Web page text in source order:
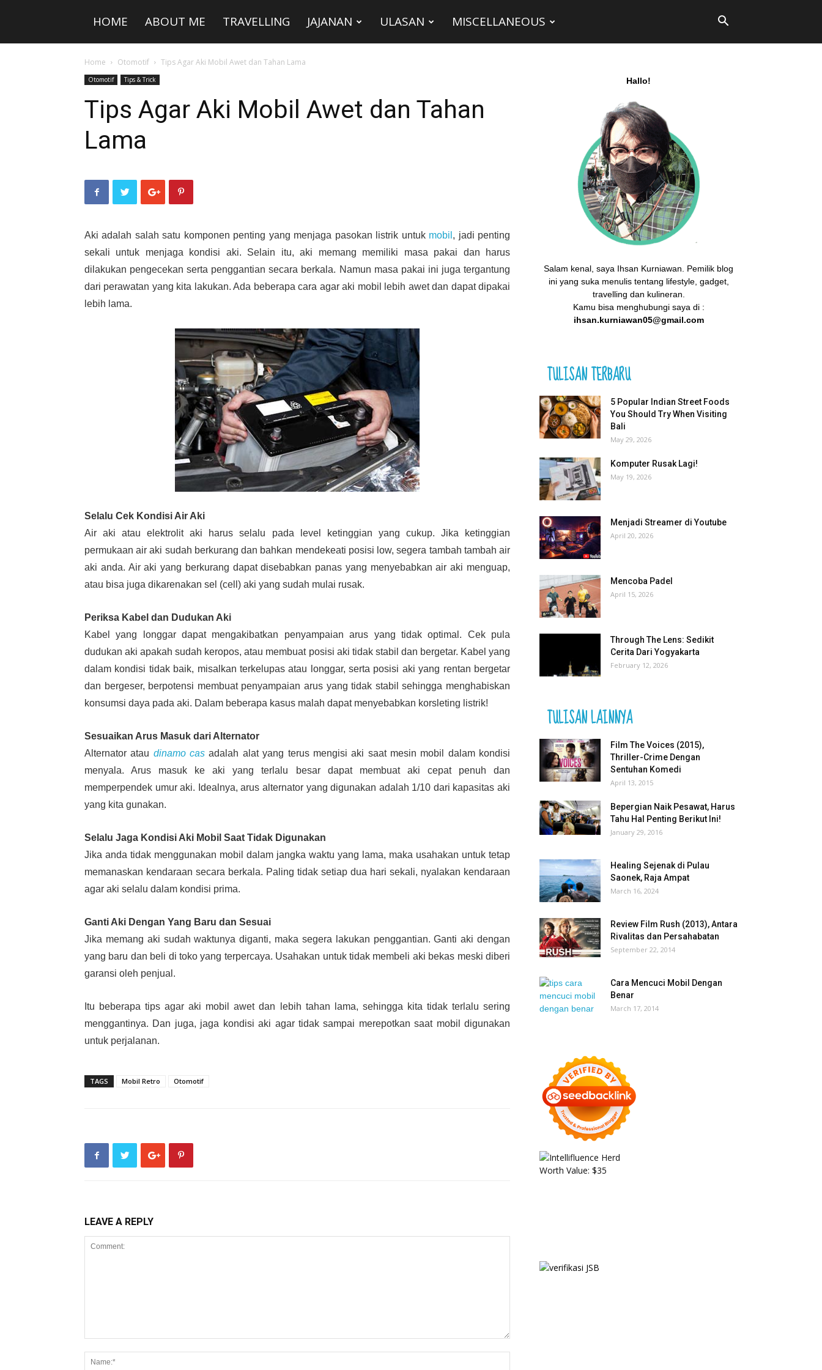
HOME ABOUT ME TRAVELLING JAJANAN ULASAN MISCELLANEOUS
Home Otomotif Tips Agar Aki Mobil Awet dan Tahan Lama
Otomotif Tips & Trick
Tips Agar Aki Mobil Awet dan Tahan
Lama
Aki adalah salah satu komponen penting yang menjaga pasokan listrik untuk mobil , jadi penting
sekali untuk menjaga kondisi aki. Selain itu, aki memang memiliki masa pakai dan harus
dilakukan pengecekan serta penggantian secara berkala. Namun masa pakai ini juga tergantung
dari perawatan yang kita lakukan. Ada beberapa cara agar aki mobil lebih awet dan dapat dipakai
lebih lama.
Selalu Cek Kondisi Air Aki
Air aki atau elektrolit aki harus selalu pada level ketinggian yang cukup. Jika ketinggian
permukaan air aki sudah berkurang dan bahkan mendekeati posisi low, segera tambah tambah air
aki anda. Air aki yang berkurang dapat disebabkan panas yang menyebabkan air aki menguap,
atau bisa juga dikarenakan sel (cell) aki yang sudah mulai rusak.
Periksa Kabel dan Dudukan Aki
Kabel yang longgar dapat mengakibatkan penyampaian arus yang tidak optimal. Cek pula
dudukan aki apakah sudah keropos, atau membuat posisi aki tidak stabil dan bergetar. Kabel yang
dalam kondisi tidak baik, misalkan terkelupas atau longgar, serta posisi aki yang rentan bergetar
dan bergeser, berpotensi membuat penyampaian arus yang tidak stabil sehingga menghabiskan
konsumsi daya pada aki. Dalam beberapa kasus malah dapat menyebabkan korsleting listrik!
Sesuaikan Arus Masuk dari Alternator
Alternator atau dinamo cas adalah alat yang terus mengisi aki saat mesin mobil dalam kondisi
menyala. Arus masuk ke aki yang terlalu besar dapat membuat aki cepat penuh dan
memperpendek umur aki. Idealnya, arus alternator yang digunakan adalah 1/10 dari kapasitas aki
yang kita gunakan.
Selalu Jaga Kondisi Aki Mobil Saat Tidak Digunakan
Jika anda tidak menggunakan mobil dalam jangka waktu yang lama, maka usahakan untuk tetap
memanaskan kendaraan secara berkala. Paling tidak setiap dua hari sekali, nyalakan kendaraan
agar aki selalu dalam kondisi prima.
Ganti Aki Dengan Yang Baru dan Sesuai
Jika memang aki sudah waktunya diganti, maka segera lakukan penggantian. Ganti aki dengan
yang baru dan beli di toko yang terpercaya. Usahakan untuk tidak membeli aki bekas meski diberi
garansi oleh penjual.
Itu beberapa tips agar aki mobil awet dan lebih tahan lama, sehingga kita tidak terlalu sering
menggantinya. Dan juga, jaga kondisi aki agar tidak sampai merepotkan saat mobil digunakan
untuk perjalanan.
TAGS Mobil Retro Otomotif
LEAVE A REPLY
Hallo!
Salam kenal, saya Ihsan Kurniawan. Pemilik blog
ini yang suka menulis tentang lifestyle, gadget,
travelling dan kulineran.
Kamu bisa menghubungi saya di :
ihsan.kurniawan05@gmail.com
TULISAN TERBARU
5 Popular Indian Street Foods
You Should Try When Visiting
Bali
May 29, 2026
Komputer Rusak Lagi!
May 19, 2026
Menjadi Streamer di Youtube
April 20, 2026
Mencoba Padel
April 15, 2026
Through The Lens: Sedikit
Cerita Dari Yogyakarta
February 12, 2026
TULISAN LAINNYA
Film The Voices (2015),
Thriller-Crime Dengan
Sentuhan Komedi
April 13, 2015
Bepergian Naik Pesawat, Harus
Tahu Hal Penting Berikut Ini!
January 29, 2016
Healing Sejenak di Pulau
Saonek, Raja Ampat
March 16, 2024
Review Film Rush (2013), Antara
Rivalitas dan Persahabatan
September 22, 2014
Cara Mencuci Mobil Dengan
Benar
March 17, 2014